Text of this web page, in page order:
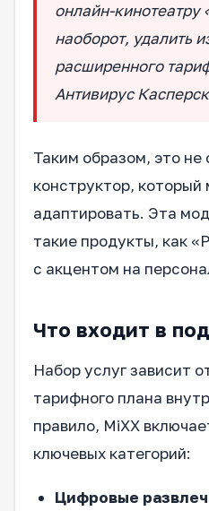
онлайн-кинотеатру
наоборот, удалить
расширенного
Антивирус
Таким образом, это не
конструктор,
адаптировать. Эта
такие продукты, как
с акцентом на
Что входит в
Набор услуг зависит
тарифного плана
правило, MiXX
ключевых категорий:
Цифровые